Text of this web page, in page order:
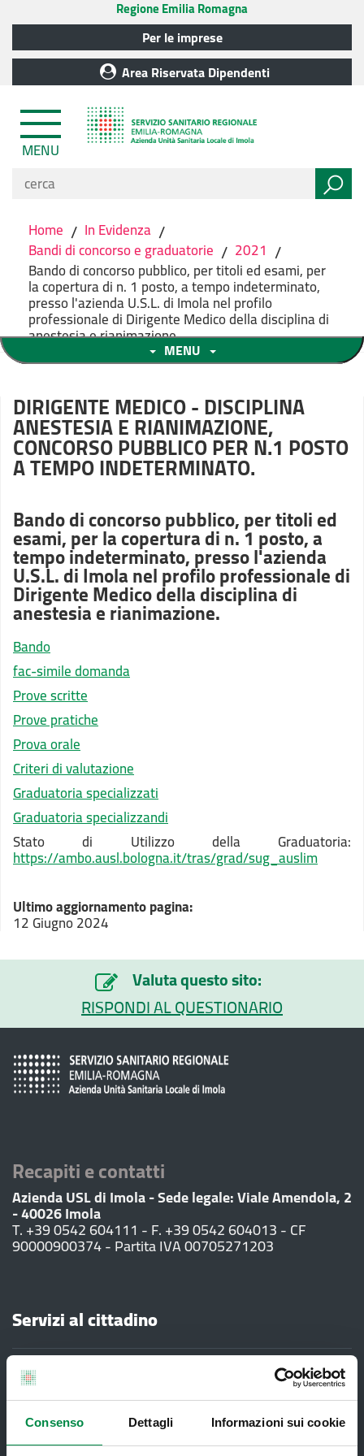
Consenso Dettagli Informazioni sui cookie
Regione Emilia Romagna
Per le imprese
Area Riservata Dipendenti
MENU
Home / In Evidenza /
Bandi di concorso e graduatorie / 2021 /
Bando di concorso pubblico, per titoli ed esami, per
la copertura di n. 1 posto, a tempo indeterminato,
presso l'azienda U.S.L. di Imola nel profilo
professionale di Dirigente Medico della disciplina di
anestesia e rianimazione.
MENU
DIRIGENTE MEDICO - DISCIPLINA
ANESTESIA E RIANIMAZIONE,
CONCORSO PUBBLICO PER N.1 POSTO
A TEMPO INDETERMINATO.
Bando di concorso pubblico, per titoli ed
esami, per la copertura di n. 1 posto, a
tempo indeterminato, presso l'azienda
U.S.L. di Imola nel profilo professionale di
Dirigente Medico della disciplina di
anestesia e rianimazione.
Bando
fac-simile domanda
Prove scritte
Prove pratiche
Prova orale
Criteri di valutazione
Graduatoria specializzati
Graduatoria specializzandi
Stato di Utilizzo della Graduatoria:
https://ambo.ausl.bologna.it/tras/grad/sug_auslim
Ultimo aggiornamento pagina:
12 Giugno 2024
Valuta questo sito:
RISPONDI AL QUESTIONARIO
Recapiti e contatti
Azienda USL di Imola - Sede legale: Viale Amendola, 2
- 40026 Imola
T. +39 0542 604111 - F. +39 0542 604013 - CF
90000900374 - Partita IVA 00705271203
Servizi al cittadino
Ambulatori di Continuità Assistenziale
e CAU
Assistenza sanitaria all'estero -
Assistenza sanitaria transfrontaliera